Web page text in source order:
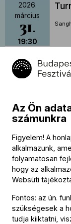
2026.
március
31
19:30
2026.
április
2
Az Ön
számunkra
Figyelem! A
alkalmazunk,
folyamatosan
hogy az
Websüti
Fontos: az ún.
szükségesek a
tudja kiiktatni,